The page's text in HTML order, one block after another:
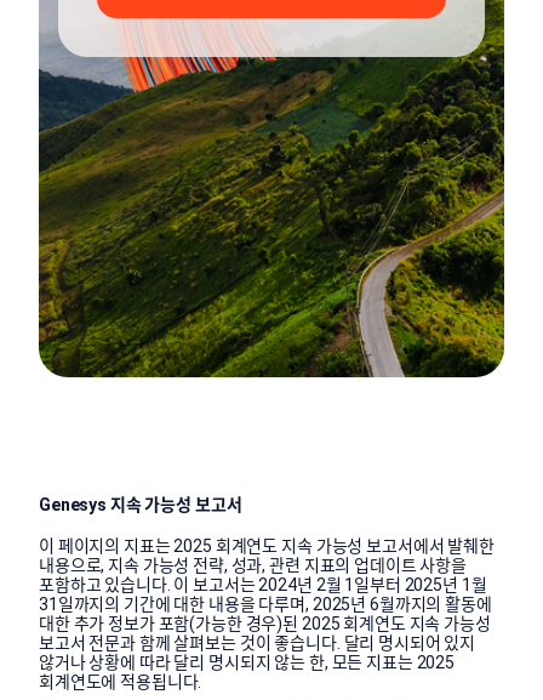
Genesys 지속 가능성 보고서
이 페이지의 지표는 2025 회계연도 지속 가능성 보고서에서 발췌한
내용으로, 지속 가능성 전략, 성과, 관련 지표의 업데이트 사항을
포함하고 있습니다. 이 보고서는 2024년 2월 1일부터 2025년 1월
31일까지의 기간에 대한 내용을 다루며, 2025년 6월까지의 활동에
대한 추가 정보가 포함(가능한 경우)된 2025 회계연도 지속 가능성
보고서 전문과 함께 살펴보는 것이 좋습니다. 달리 명시되어 있지
않거나 상황에 따라 달리 명시되지 않는 한, 모든 지표는 2025
회계연도에 적용됩니다.